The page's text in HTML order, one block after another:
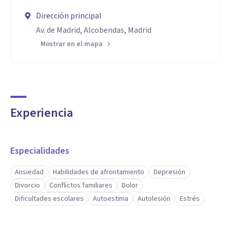
Dirección principal
Av. de Madrid, Alcobendas, Madrid
Mostrar en el mapa
Experiencia
Especialidades
Ansiedad Habilidades de afrontamiento
Depresión
Divorcio
Conflictos familiares
Dolor
Dificultades escolares
Autoestima Autolesión Estrés